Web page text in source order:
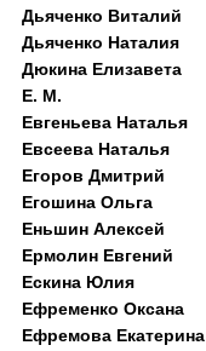
Дьяченко Виталий
Дьяченко Наталия
Дюкина Елизавета
Е. М.
Евгеньева Наталья
Евсеева Наталья
Егоров Дмитрий
Егошина Ольга
Еньшин Алексей
Ермолин Евгений
Ескина Юлия
Ефременко Оксана
Ефремова Екатерина